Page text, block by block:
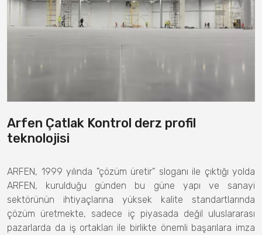
Arfen Çatlak Kontrol derz profil
teknolojisi
ARFEN, 1999 yılında "çözüm üretir" sloganı ile çıktığı yolda
ARFEN, kurulduğu günden bu güne yapı ve sanayi
sektörünün ihtiyaçlarına yüksek kalite standartlarında
çözüm üretmekte, sadece iç piyasada değil uluslararası
pazarlarda da iş ortakları ile birlikte önemli başarılara imza